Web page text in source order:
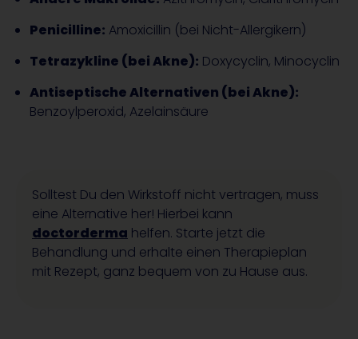
Penicilline: Amoxicillin (bei Nicht-Allergikern)
Tetrazykline (bei Akne): Doxycyclin, Minocyclin
Antiseptische Alternativen (bei Akne):
Benzoylperoxid, Azelainsäure
Solltest Du den Wirkstoff nicht vertragen, muss
eine Alternative her! Hierbei kann
doctorderma helfen. Starte jetzt die
Behandlung und erhalte einen Therapieplan
mit Rezept, ganz bequem von zu Hause aus.